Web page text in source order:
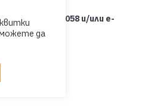
0885 053 058 и/или e-
да